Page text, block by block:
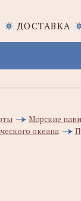
ДОСТАВКА
Морские
океана